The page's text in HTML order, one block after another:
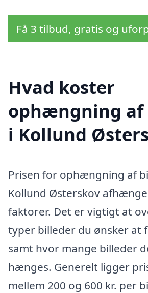
Få 3 tilbud, gratis og
Hvad koster
ophængning af
i Kollund
Prisen for ophængning af
Kollund Østerskov
faktorer. Det er vigtigt at
typer billeder du ønsker at
samt hvor mange billeder
hænges. Generelt ligger
mellem 200 og 600 kr. per